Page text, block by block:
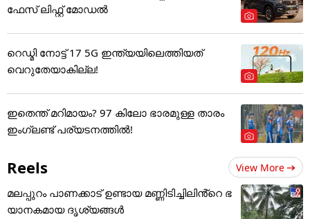
ഫേസ് ലിഫ്റ്റ് മോഡൽ
റെഡ്മി നോട്ട് 17 5G ഇന്ത്യയിലെത്തിയത്
വെറുതേയാകില്ല!
ഇതെന്ത് മറിമായം? 97 കിലോ ഭാരമുള്ള താരം
ഇംഗ്ലണ്ട് പര്യടനത്തില്‍!
Reels View More
മലപ്പുറം പാണക്കാട് ഉണ്ടായ മണ്ണിടിച്ചിലിൻ്റെ ഭ
യാനകമായ ദൃശ്യങ്ങൾ